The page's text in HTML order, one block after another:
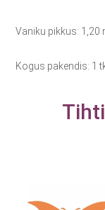
Vaniku pikkus: 1,20
Kogus pakendis: 1